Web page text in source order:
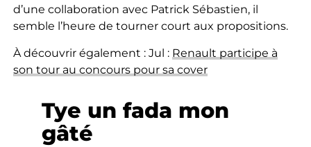
d’une collaboration avec Patrick Sébastien, il
semble l’heure de tourner court aux propositions.
À découvrir également : Jul : Renault participe à
son tour au concours pour sa cover
Tye un fada mon
gâté